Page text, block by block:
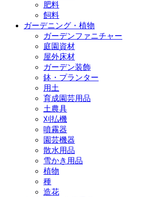
肥料
飼料
ガーデニング・植物
ガーデンファニチャー
庭園資材
屋外床材
ガーデン装飾
鉢・プランター
用土
育成園芸用品
土農具
刈払機
噴霧器
園芸機器
散水用品
雪かき用品
植物
種
造花